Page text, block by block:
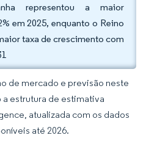
representou a maior
em 2025, enquanto o Reino
taxa de crescimento com
de mercado e previsão neste
estrutura de estimativa
atualizada com os dados
até 2026.